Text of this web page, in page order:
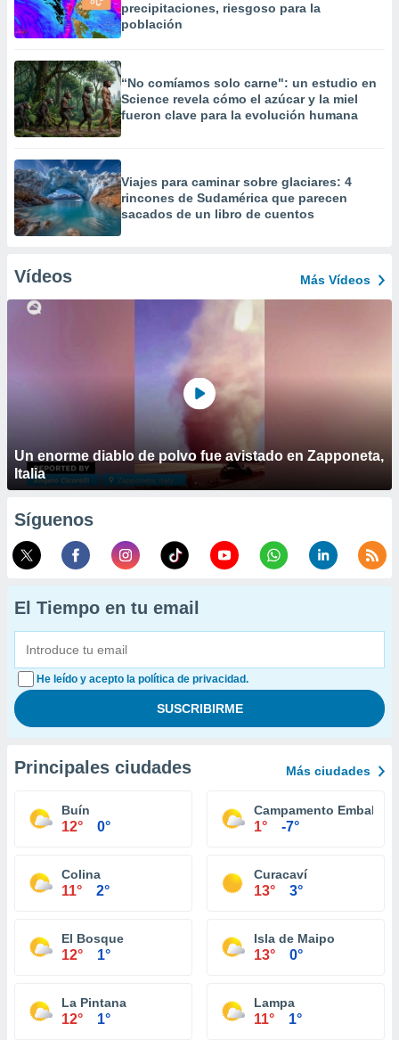
precipitaciones, riesgoso para la
población
“No comíamos solo carne": un estudio en
Science revela cómo el azúcar y la miel
fueron clave para la evolución humana
Viajes para caminar sobre glaciares: 4
rincones de Sudamérica que parecen
sacados de un libro de cuentos
Vídeos Más Vídeos
Un enorme diablo de polvo fue avistado en Zapponeta,
Italia
Síguenos
El Tiempo en tu email
He leído y acepto la política de privacidad.
Principales ciudades Más ciudades
Buín
12° 0°
Campamento Embalse
1° -7°
Colina
11° 2°
Curacaví
13° 3°
El Bosque
12° 1°
Isla de Maipo
13° 0°
La Pintana
12° 1°
Lampa
11° 1°